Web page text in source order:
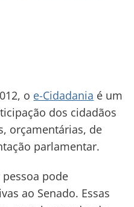
o e-Cidadania é um
dos cidadãos
orçamentárias, de
parlamentar.
pode
ao Senado. Essas